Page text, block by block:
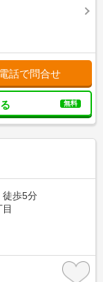
電話で問合せ
無料
徒歩5分